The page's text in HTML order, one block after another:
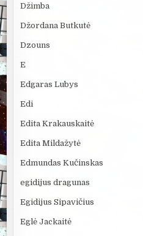
Džimba
Džordana Butkutė
Dzouns
E
Edgaras Lubys
Edi
Edita Krakauskaitė
Edita Mildažytė
Edmundas Kučinskas
egidijus dragunas
Egidijus Sipavičius
Eglė Jackaitė